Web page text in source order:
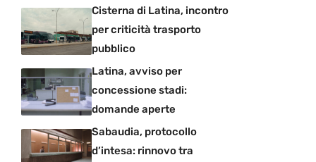
Cisterna di Latina, incontro
per criticità trasporto
pubblico
Latina, avviso per
concessione stadi:
domande aperte
Sabaudia, protocollo
d’intesa: rinnovo tra